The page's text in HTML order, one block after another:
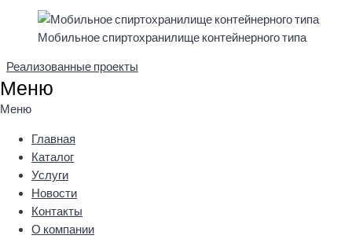
Мобильное спиртохранилище контейнерного типа
Реализованные проекты
Меню
Меню
Главная
Каталог
Услуги
Новости
Контакты
О компании